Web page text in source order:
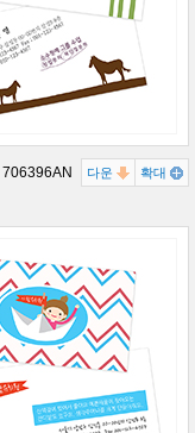
706396AN 다운 확대